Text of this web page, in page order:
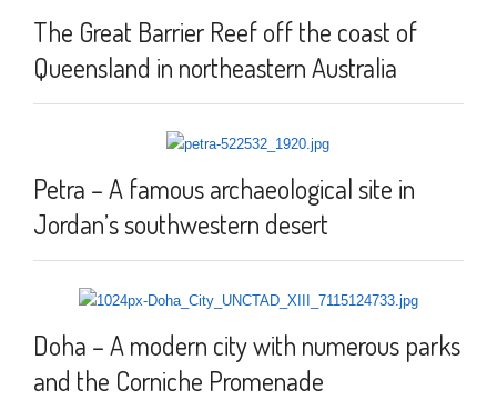
The Great Barrier Reef off the coast of
Queensland in northeastern Australia
Petra – A famous archaeological site in
Jordan’s southwestern desert
Doha – A modern city with numerous parks
and the Corniche Promenade